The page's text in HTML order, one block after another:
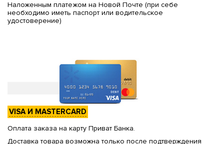
Наложенным платежом на Новой Почте (при себе
необходимо иметь паспорт или водительское
удостоверение)
VISA И MASTERCARD
Оплата заказа на карту Приват Банка.
Доставка товара возможна только после подтверждения